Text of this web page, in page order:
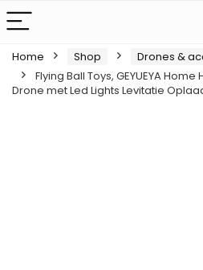
Home Shop Drones &
Flying Ball Toys, GEYUEYA
Drone met Led Lights Levitatie